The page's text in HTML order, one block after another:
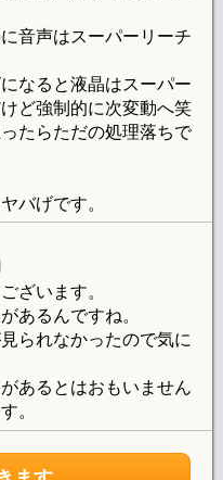
音声はスーパーリーチ
なると液晶はスーパー
ど強制的に次変動へ笑
たらただの処理落ちで
バげです。
ざいます。
あるんですね。
られなかったので気に
あるとはおもいません
。